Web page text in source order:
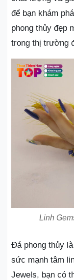
để bạn khám
phong thủy đẹp
trong thị trường
Linh
Đá phong thủy
sức mạnh tâm
Jewels, bạn có